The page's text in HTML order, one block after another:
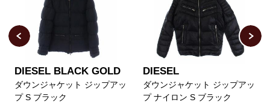
DIESEL BLACK GOLD
ダウンジャケット ジップアッ
プ S ブラック
DIESEL
ダウンジャケット ジップアッ
プ ナイロン S ブラック